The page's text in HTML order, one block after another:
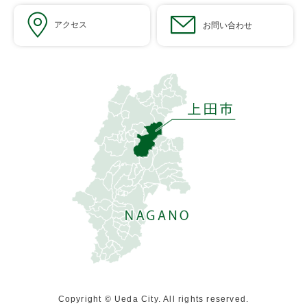
アクセス お問い合わせ
Copyright © Ueda City. All rights reserved.